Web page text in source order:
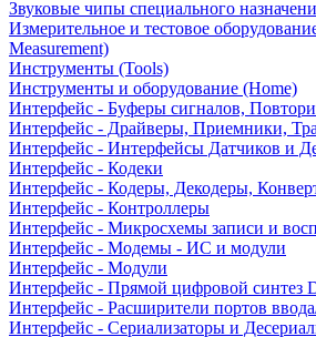
Звуковые чипы специального
Измерительное и тестовое
Measurement)
Инструменты (Tools)
Инструменты и оборудование (Home)
Интерфейс - Буферы сигналов,
Интерфейс - Драйверы, Приемники,
Интерфейс - Интерфейсы Датчиков и
Интерфейс - Кодеки
Интерфейс - Кодеры, Декодеры,
Интерфейс - Контроллеры
Интерфейс - Микросхемы записи и
Интерфейс - Модемы - ИС и модули
Интерфейс - Модули
Интерфейс - Прямой цифровой синтез
Интерфейс - Расширители портов
Интерфейс - Сериализаторы и